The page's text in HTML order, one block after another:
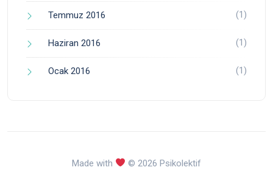
Temmuz 2016 (1)
Haziran 2016 (1)
Ocak 2016 (1)
Made with © 2026 Psikolektif